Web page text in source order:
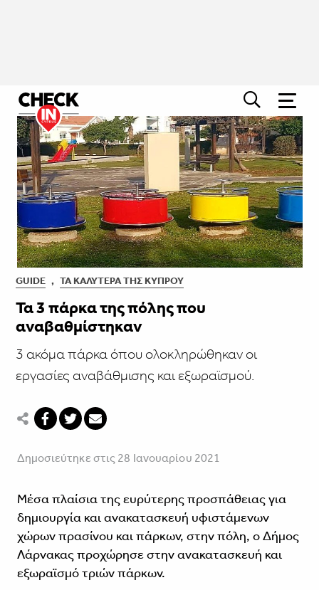
GUIDE , ΤΑ ΚΑΛΎΤΕΡΑ ΤΗΣ ΚΎΠΡΟΥ
Τα 3 πάρκα της πόλης που
αναβαθμίστηκαν
3 ακόμα πάρκα όπου ολοκληρώθηκαν οι
εργασίες αναβάθμισης και εξωραϊσμού.
Δημοσιεύτηκε στις 28 Ιανουαρίου 2021
Μέσα πλαίσια της ευρύτερης προσπάθειας για
δημιουργία και ανακατασκευή υφιστάμενων
χώρων πρασίνου και πάρκων, στην πόλη, ο Δήμος
Λάρνακας προχώρησε στην ανακατασκευή και
εξωραϊσμό τριών πάρκων.